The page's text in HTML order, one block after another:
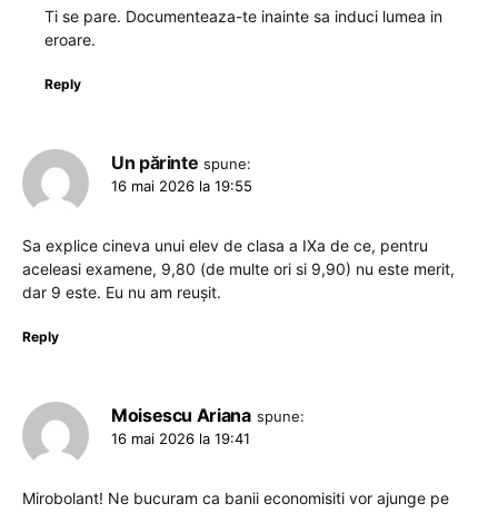
Ti se pare. Documenteaza-te inainte sa induci lumea in
eroare.
Reply
Un părinte spune:
16 mai 2026 la 19:55
Sa explice cineva unui elev de clasa a IXa de ce, pentru
aceleasi examene, 9,80 (de multe ori si 9,90) nu este merit,
dar 9 este. Eu nu am reușit.
Reply
Moisescu Ariana spune:
16 mai 2026 la 19:41
Mirobolant! Ne bucuram ca banii economisiti vor ajunge pe